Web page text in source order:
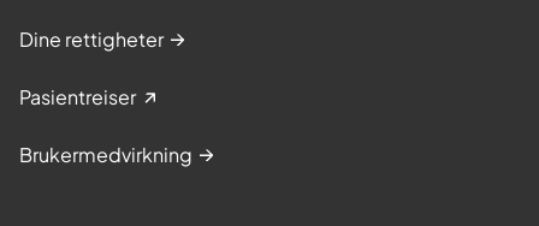
Dine rettigheter
Pasientreiser
Brukermedvirkning